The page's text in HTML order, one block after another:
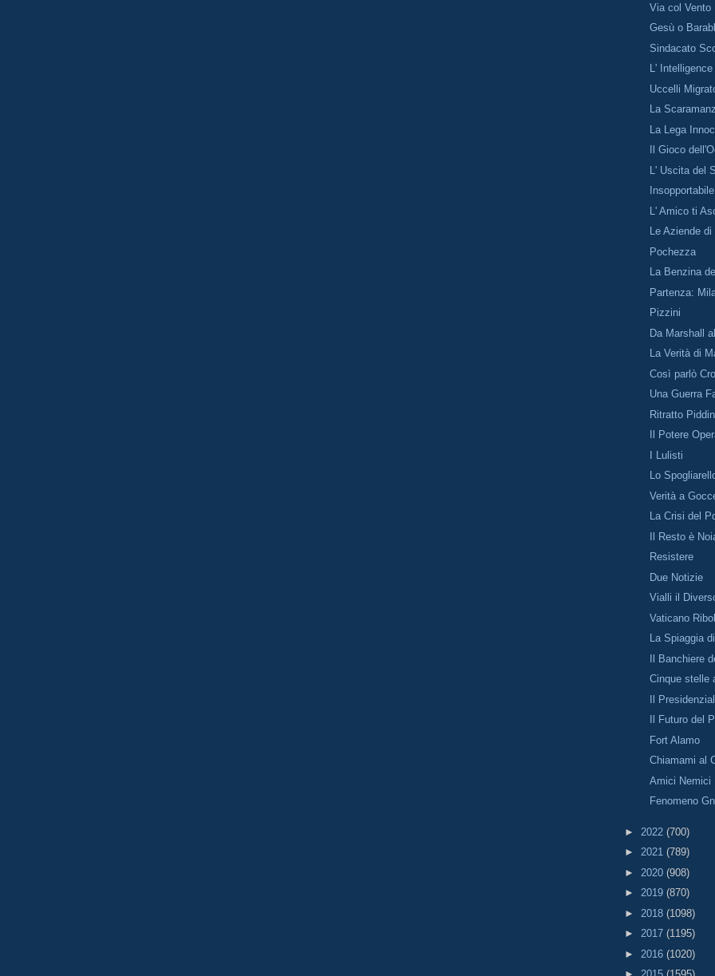
Via col Vento
Gesù o
Sindacato
L'
Uccelli
La
La Lega
Il Gioco
L' Uscita del
Insopportabile
L' Amico ti
Le Aziende
Pochezza
La Benzina
Partenza:
Pizzini
Da Marshall
La Verità di
Così parlò
Una Guerra
Ritratto
Il Potere
I Lulisti
Lo
Verità a
La Crisi del
Il Resto è
Resistere
Due Notizie
Vialli il
Vaticano
La Spiaggia
Il Banchiere
Cinque stelle
Il
Il Futuro del
Fort Alamo
Chiamami al
Amici Nemici
Fenomeno
► 2022 (700)
► 2021 (789)
► 2020 (908)
► 2019 (870)
► 2018 (1098)
► 2017 (1195)
► 2016 (1020)